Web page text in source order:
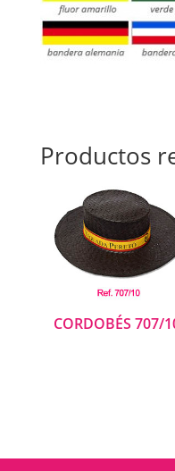
Productos
CORDOBÉS 707/